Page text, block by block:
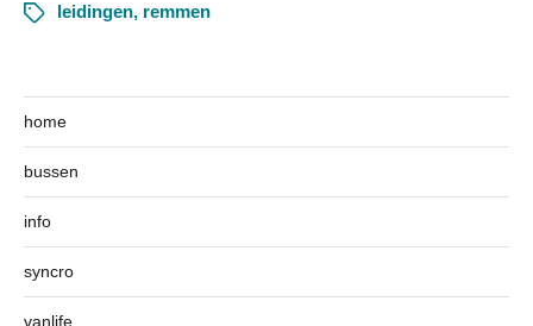
leidingen, remmen
home
bussen
info
syncro
vanlife